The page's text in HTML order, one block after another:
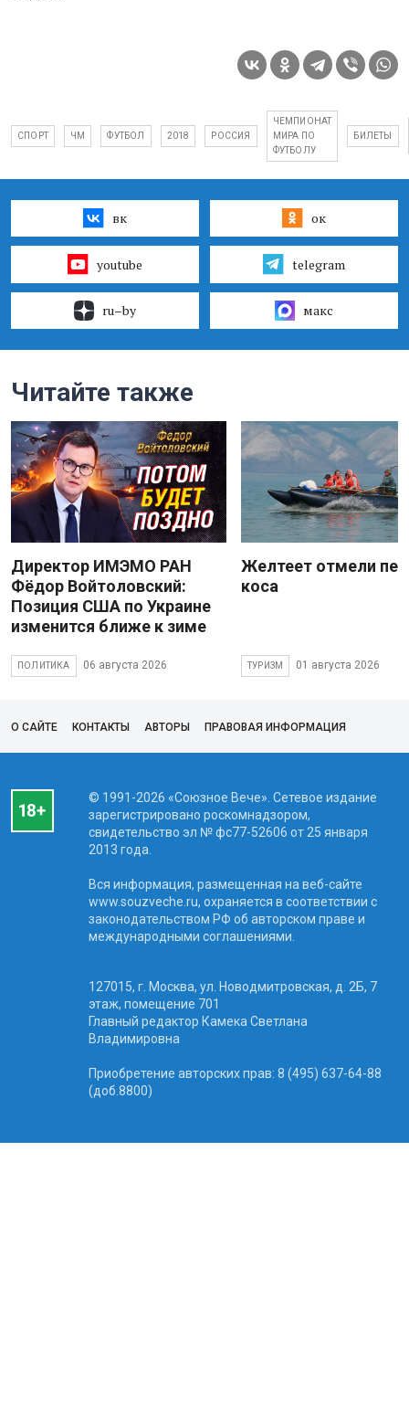
СПОРТ ЧМ ФУТБОЛ 2018 РОССИЯ
ЧЕМПИОНАТ
МИРА ПО
ФУТБОЛУ
БИЛЕТЫ
вк ок
youtube telegram
ru–by макс
Читайте также
Директор ИМЭМО РАН
Фёдор Войтоловский:
Позиция США по Украине
изменится ближе к зиме
ПОЛИТИКА 06 августа 2026
Желтеет отмели
коса
ТУРИЗМ 01 августа 2026
О САЙТЕ КОНТАКТЫ АВТОРЫ ПРАВОВАЯ ИНФОРМАЦИЯ
© 1991-2026 «Союзное Вече». Сетевое издание
зарегистрировано роскомнадзором,
свидетельство эл № фc77-52606 от 25 января
2013 года.
Вся информация, размещенная на веб-сайте
www.souzveche.ru, охраняется в соответствии с
законодательством РФ об авторском праве и
международными соглашениями.
127015, г. Москва, ул. Новодмитровская, д. 2Б, 7
этаж, помещение 701
Главный редактор Камека Светлана
Владимировна
Приобретение авторских прав: 8 (495) 637-64-88
(доб.8800)